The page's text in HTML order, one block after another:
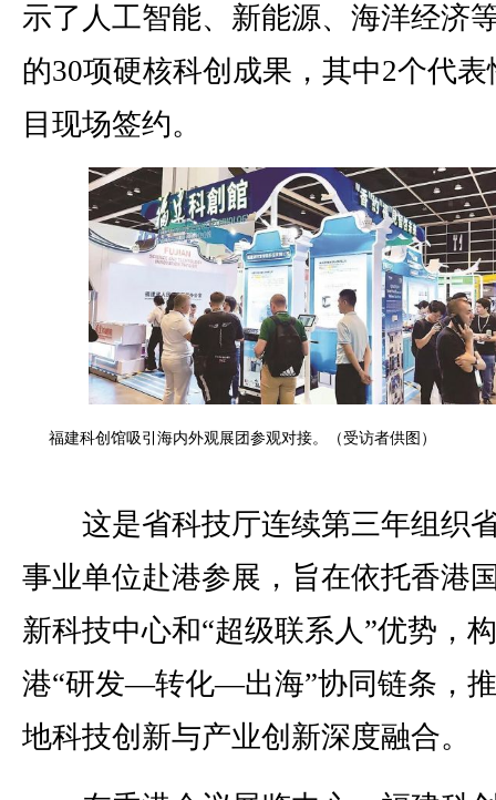
示了人工智能、新能源、海洋经济
的30项硬核科创成果，其中2个代表
目现场签约。
福建科创馆吸引海内外观展团参观对接。（受访者供图）
这是省科技厅连续第三年组织
事业单位赴港参展，旨在依托香港
新科技中心和“超级联系人”优势，
港“研发—转化—出海”协同链条，
地科技创新与产业创新深度融合。